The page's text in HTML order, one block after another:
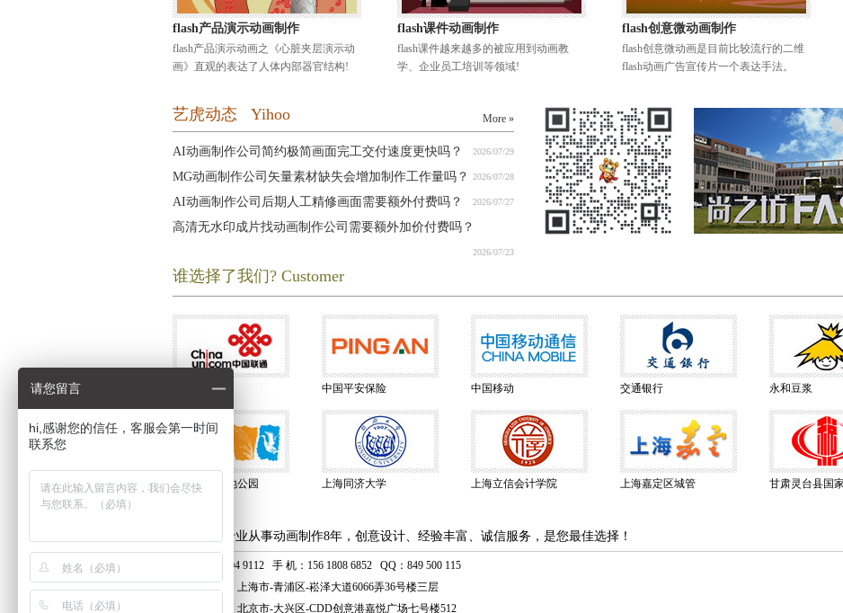
flash产品演示动画制作
flash产品演示动画之《心脏夹层演示动
画》直观的表达了人体内部器官结构!
flash课件动画制作
flash课件越来越多的被应用到动画教
学、企业员工培训等领域!
flash创意微动画制作
flash创意微动画是目前比较流行的二维
flash动画广告宣传片一个表达手法。
艺虎动态 Yihoo More »
AI动画制作公司简约极简画面完工交付速度更快吗？ 2026/07/29
MG动画制作公司矢量素材缺失会增加制作工作量吗？ 2026/07/28
AI动画制作公司后期人工精修画面需要额外付费吗？ 2026/07/27
高清无水印成片找动画制作公司需要额外加价付费吗？
2026/07/23
谁选择了我们? Customer
中国联通 中国平安保险 中国移动 交通银行 永和豆浆
上海东滩湿地公园 上海同济大学 上海立信会计学院 上海嘉定区城管 甘肃灵台县国
上海艺虎专业从事动画制作8年，创意设计、经验丰富、诚信服务，是您最佳选择！
电话：400 804 9112 手 机：156 1808 6852 QQ：849 500 115
上海总公司：上海市-青浦区-崧泽大道6066弄36号楼三层
北京分公司：北京市-大兴区-CDD创意港嘉悦广场七号楼512
请您留言
hi,感谢您的信任，客服会第一时间
联系您